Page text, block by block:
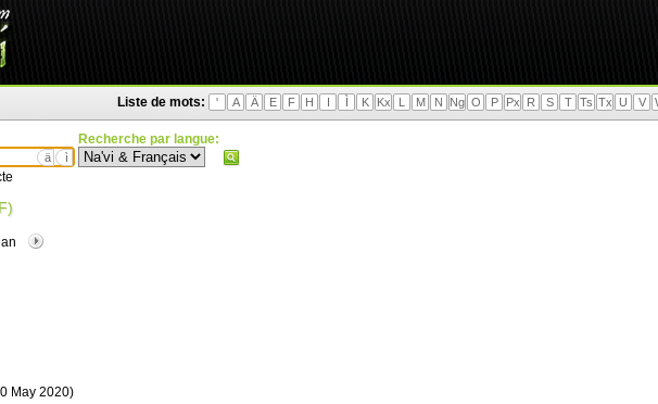
Liste de mots: ' A Ä E F H I Ì K Kx L M N Ng O P Px R S T Ts Tx U V
ä ì
Recherche par langue:
May 2020)